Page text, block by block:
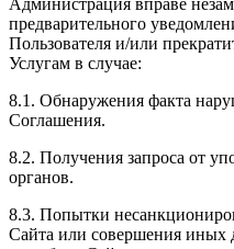
предварительного
Пользователя и/или
Услугам в случае:
8.1. Обнаружения факта
Соглашения.
8.2. Получения запроса от
органов.
8.3. Попытки
Сайта или совершения иных